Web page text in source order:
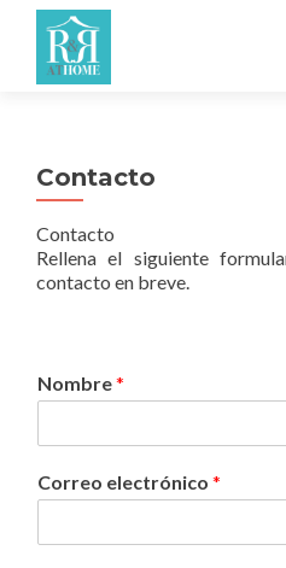
Contacto
Contacto
Rellena el siguiente
contacto en breve.
Nombre*
Correo electrónico *